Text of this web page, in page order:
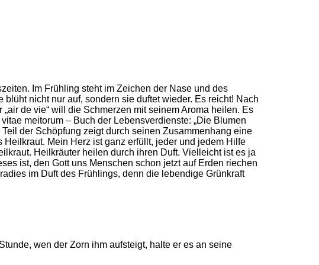
Im Frühling steht im Zeichen der Nase und des
nicht nur auf, sondern sie duftet wieder. Es reicht! Nach
de vie“ will die Schmerzen mit seinem Aroma heilen. Es
meitorum – Buch der Lebensverdienste: „Die Blumen
der Schöpfung zeigt durch seinen Zusammenhang eine
Mein Herz ist ganz erfüllt, jeder und jedem Hilfe
Heilkräuter heilen durch ihren Duft. Vielleicht ist es ja
ist, den Gott uns Menschen schon jetzt auf Erden riechen
im Duft des Frühlings, denn die lebendige Grünkraft
wen der Zorn ihm aufsteigt, halte er es an seine